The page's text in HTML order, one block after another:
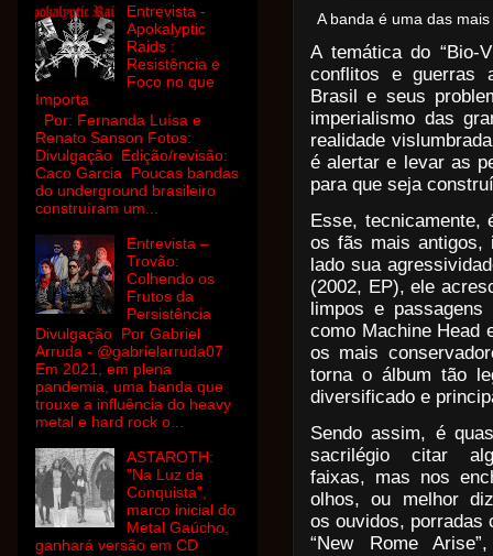
A banda é uma das
A temática do “Bio-
conflitos e guerras
Brasil e seus
imperialismo das
realidade
é alertar e levar as
para que seja
Esse, tecnicamente,
os fãs mais antigos,
lado sua
(2002, EP), ele
limpos e
como Machine Head
os mais
torna o álbum tão
diversificado e
Sendo assim, é
sacrilégio citar
faixas, mas nos
olhos, ou melhor
os ouvidos, porradas
“New Rome Arise”,
Entrevista -
Apokalyptic
Raids :
Resistência e
Foco no que
Importa
Por: Fernanda Luísa e
Renato Sanson Fotos:
Divulgação Edição/revisão:
Caco Garcia Poucas bandas
do underground brasileiro
construíram um...
Entrevista –
Trovão:
Colhendo os
Frutos da
Persistência
Divulgação Por Gabriel
Arruda - @gabrielarruda07
Em 2021, em plena
pandemia, uma banda que
trouxe a influência do heavy
metal e hard rock o...
ASTAROTH:
"Na Luz da
Conquista",
marco inicial do
Metal Gaúcho,
ganhará versão em CD